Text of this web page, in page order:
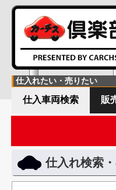
仕入れたい・売りたい
仕入車両検索 販
仕入れ検索